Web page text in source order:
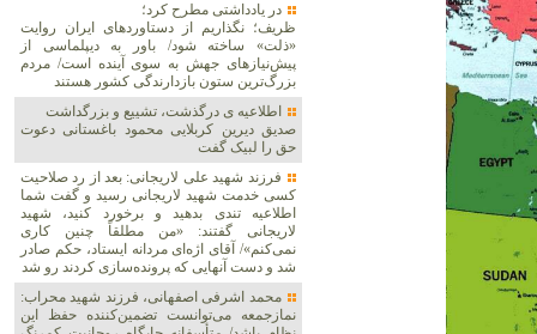
در یادداشتی مطرح کرد؛
ظریف؛ نگذاریم از دستاوردهای ایران روایت
«ذلت» ساخته شود/ باور به دیپلماسی از
پیش‌نیازهای جهش به سوی آینده است/ مردم
بزرگ‌ترین ستون بازدارندگی کشور هستند
اطلاعیه ی درگذشت، تشییع و بزرگداشت
صدیق دیرین کربلایی محمود باغستانی دعوت
حق را لبیک گفت
فرزند شهید علی لاریجانی: بعد از رد صلاحیت
کسی خدمت شهید لاریجانی رسید و گفت شما
اطلاعیه‌ تندی بدهید و برخورد کنید، شهید
لاریجانی گفتند: «من مطلقاً چنین کاری
نمی‌کنم»/ آقای اژه‌ای مردانه ایستاد، حکم صادر
شد و دست آنهایی که پرونده‌سازی کردند رو شد
محمد اشرفی اصفهانی، فرزند شهید محراب:
نمازجمعه می‌توانست تضمین‌کننده حفظ این